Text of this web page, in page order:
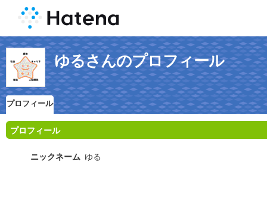
ゆるさんのプロフィール
プロフィール
プロフィール
ニックネーム ゆる